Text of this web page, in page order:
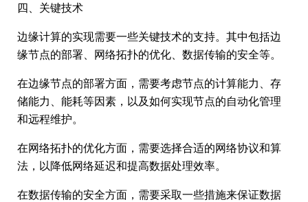
四、关键技术
边缘计算的实现需要一些关键技术的支持。其中包括边
缘节点的部署、网络拓扑的优化、数据传输的安全等。
在边缘节点的部署方面，需要考虑节点的计算能力、存
储能力、能耗等因素，以及如何实现节点的自动化管理
和远程维护。
在网络拓扑的优化方面，需要选择合适的网络协议和算
法，以降低网络延迟和提高数据处理效率。
在数据传输的安全方面，需要采取一些措施来保证数据